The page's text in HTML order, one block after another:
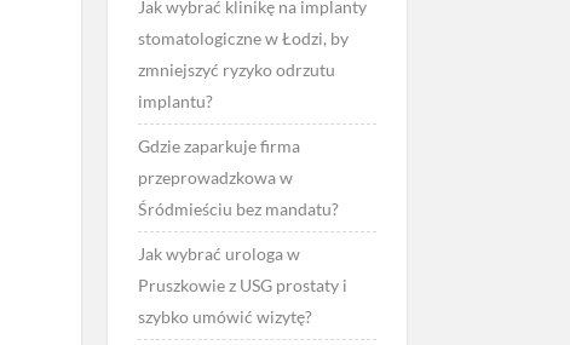
Jak wybrać klinikę na implanty
stomatologiczne w Łodzi, by
zmniejszyć ryzyko odrzutu
implantu?
Gdzie zaparkuje firma
przeprowadzkowa w
Śródmieściu bez mandatu?
Jak wybrać urologa w
Pruszkowie z USG prostaty i
szybko umówić wizytę?